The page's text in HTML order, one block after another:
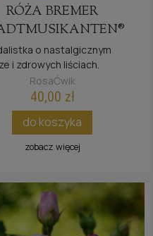
RÓŻA BREMER
o nastalgicznym
i zdrowych liściach.
RosaĆwik
40,00 zł
do koszyka
zobacz więcej